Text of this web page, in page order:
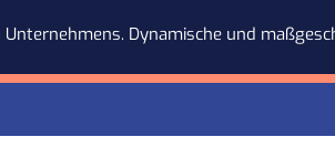
Dynamische und